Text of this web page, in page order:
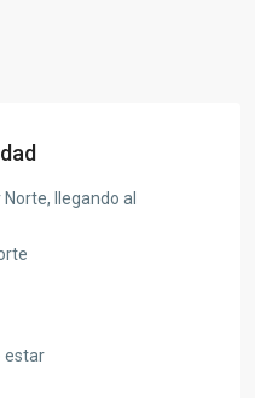
llegando al
estar